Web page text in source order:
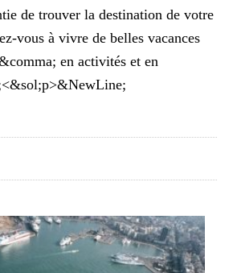
de trouver la destination de votre
vous à vivre de belles vacances
en activités et en